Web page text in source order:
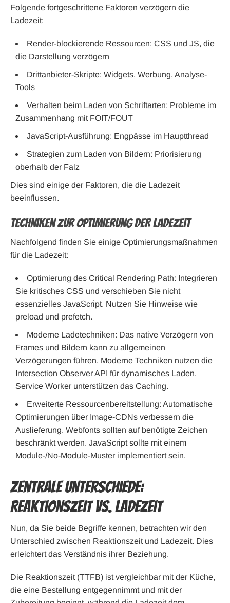
Folgende fortgeschrittene Faktoren verzögern die
Ladezeit:
Render-blockierende Ressourcen: CSS und JS, die
die Darstellung verzögern
Drittanbieter-Skripte: Widgets, Werbung, Analyse-
Tools
Verhalten beim Laden von Schriftarten: Probleme im
Zusammenhang mit FOIT/FOUT
JavaScript-Ausführung: Engpässe im Hauptthread
Strategien zum Laden von Bildern: Priorisierung
oberhalb der Falz
Dies sind einige der Faktoren, die die Ladezeit
beeinflussen.
Techniken zur Optimierung der Ladezeit
Nachfolgend finden Sie einige Optimierungsmaßnahmen
für die Ladezeit:
Optimierung des Critical Rendering Path: Integrieren
Sie kritisches CSS und verschieben Sie nicht
essenzielles JavaScript. Nutzen Sie Hinweise wie
preload und prefetch.
Moderne Ladetechniken: Das native Verzögern von
Frames und Bildern kann zu allgemeinen
Verzögerungen führen. Moderne Techniken nutzen die
Intersection Observer API für dynamisches Laden.
Service Worker unterstützen das Caching.
Erweiterte Ressourcenbereitstellung: Automatische
Optimierungen über Image-CDNs verbessern die
Auslieferung. Webfonts sollten auf benötigte Zeichen
beschränkt werden. JavaScript sollte mit einem
Module-/No-Module-Muster implementiert sein.
Zentrale Unterschiede:
Reaktionszeit vs. Ladezeit
Nun, da Sie beide Begriffe kennen, betrachten wir den
Unterschied zwischen Reaktionszeit und Ladezeit. Dies
erleichtert das Verständnis ihrer Beziehung.
Die Reaktionszeit (TTFB) ist vergleichbar mit der Küche,
die eine Bestellung entgegennimmt und mit der